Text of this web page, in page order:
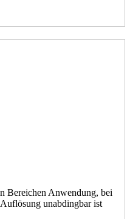
Bereichen Anwendung, bei
unabdingbar ist